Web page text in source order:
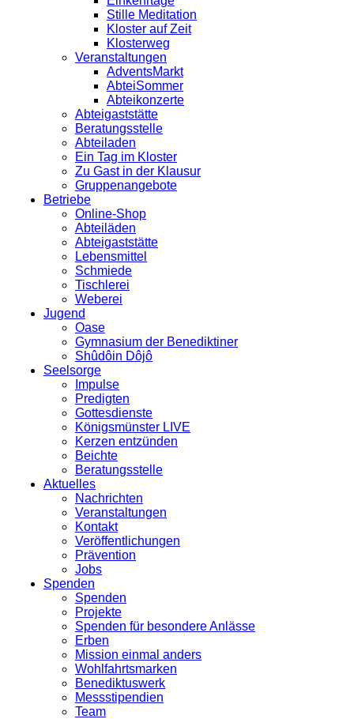
Stille Meditation
Kloster auf Zeit
Klosterweg
Veranstaltungen
AdventsMarkt
AbteiSommer
Abteikonzerte
Abteigaststätte
Beratungsstelle
Abteiladen
Ein Tag im Kloster
Zu Gast in der Klausur
Gruppenangebote
Betriebe
Online-Shop
Abteiläden
Abteigaststätte
Lebensmittel
Schmiede
Tischlerei
Weberei
Jugend
Oase
Gymnasium der Benediktiner
Shûdôin Dôjô
Seelsorge
Impulse
Predigten
Gottesdienste
Königsmünster LIVE
Kerzen entzünden
Beichte
Beratungsstelle
Aktuelles
Nachrichten
Veranstaltungen
Kontakt
Veröffentlichungen
Prävention
Jobs
Spenden
Spenden
Projekte
Spenden für besondere Anlässe
Erben
Mission einmal anders
Wohlfahrtsmarken
Benediktuswerk
Messstipendien
Team